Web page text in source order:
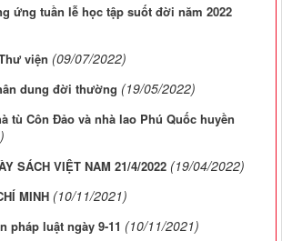
ứng tuần lễ học tập suốt đời năm 2022
viện (09/07/2022)
dung đời thường (19/05/2022)
tù Côn Đảo và nhà lao Phú Quốc huyền
SÁCH VIỆT NAM 21/4/2022 (19/04/2022)
MINH (10/11/2021)
pháp luật ngày 9-11 (10/11/2021)